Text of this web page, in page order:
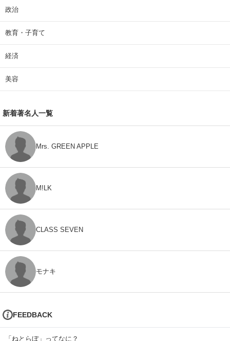
政治
教育・子育て
経済
美容
新着著名人一覧
Mrs. GREEN APPLE
M!LK
CLASS SEVEN
モナキ
FEEDBACK
「ねとらぼ」ってなに？